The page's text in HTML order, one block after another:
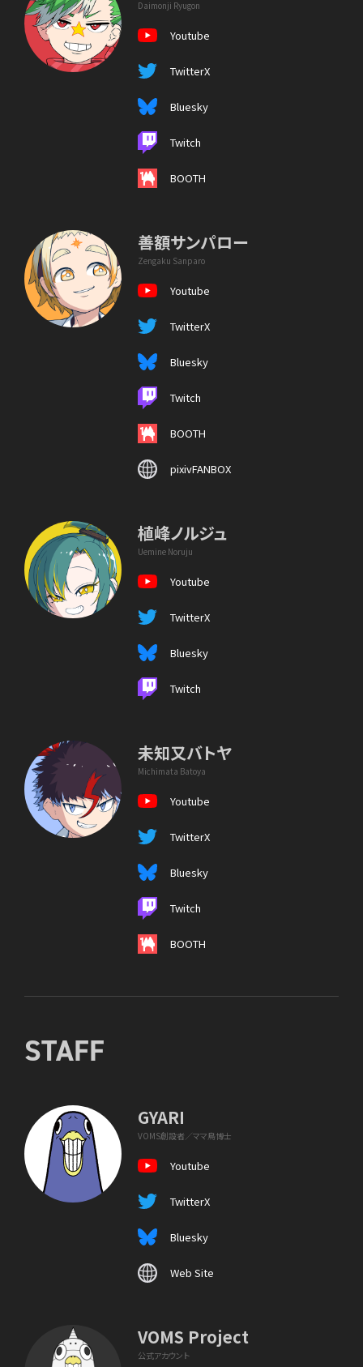
Daimonji Ryugon
Youtube
TwitterX
Bluesky
Twitch
BOOTH
善額サンパロー
Zengaku Sanparo
Youtube
TwitterX
Bluesky
Twitch
BOOTH
pixivFANBOX
植峰ノルジュ
Uemine Noruju
Youtube
TwitterX
Bluesky
Twitch
未知又バトヤ
Michimata Batoya
Youtube
TwitterX
Bluesky
Twitch
BOOTH
STAFF
GYARI
VOMS創設者／ママ鳥博士
Youtube
TwitterX
Bluesky
Web Site
VOMS Project
公式アカウント